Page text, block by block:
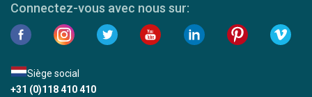
Connectez-vous avec nous sur:
Siège social
+31 (0)118 410 410